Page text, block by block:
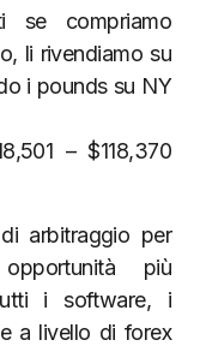
se compriamo
li rivendiamo su
i pounds su NY
– $118,370
arbitraggio per
più
i software, i
a livello di forex